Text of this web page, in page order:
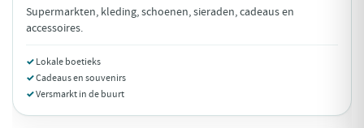
Supermarkten, kleding, schoenen, sieraden, cadeaus en
accessoires.
Lokale boetieks
Cadeaus en souvenirs
Versmarkt in de buurt